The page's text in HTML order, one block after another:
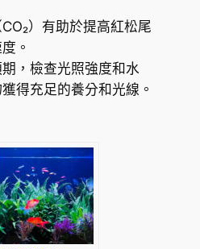
）有助於提高紅松尾
。
，檢查光照強度和水
得充足的養分和光線。